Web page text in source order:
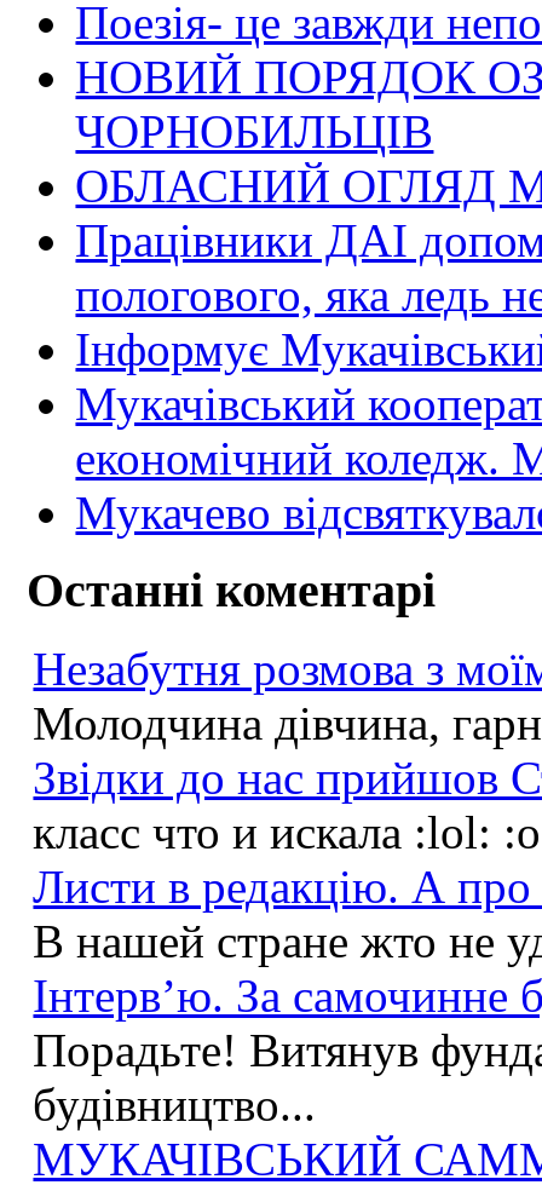
Поезія- це завжди
НОВИЙ ПОРЯДОК
ЧОРНОБИЛЬЦІВ
ОБЛАСНИЙ ОГЛЯД
Працівники ДАІ
пологового, яка ледь
Інформує
Мукачівський
економічний
Мукачево
Останні коментарі
Незабутня розмова з
Молодчина дівчина,
Звідки до нас прийшов
класс что и искала :lol:
Листи в редакцію. А
В нашей стране жто не
Інтерв’ю. За самочинне
Порадьте! Витянув
будівництво...
МУКАЧІВСЬКИЙ